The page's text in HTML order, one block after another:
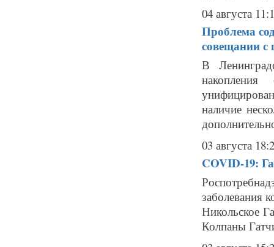
04 августа
Проблема
совещании
В
наличие
03 августа
COVID-19:
заболевания
Никольское
Колпаны